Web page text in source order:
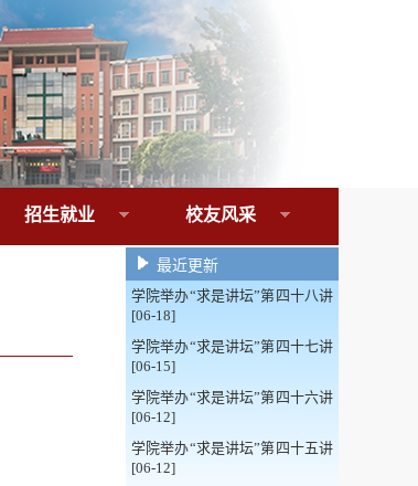
招生就业 校友风采
最近更新
学院举办“求是讲坛”第四十八讲
[06-18]
学院举办“求是讲坛”第四十七讲
[06-15]
学院举办“求是讲坛”第四十六讲
[06-12]
学院举办“求是讲坛”第四十五讲
[06-12]